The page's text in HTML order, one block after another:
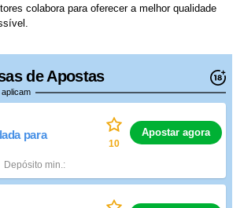
colabora para oferecer a melhor qualidade
de Apostas
para
Depósito min.
10
Apostar agora